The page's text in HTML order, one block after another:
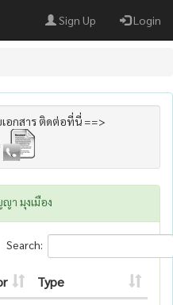
Sign Up Login
เอกสาร ติดต่อที่นี่ ==>
า มุงเมือง
Search:
Type